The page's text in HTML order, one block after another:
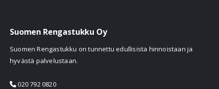
Suomen Rengastukku Oy
Suomen Rengastukku on tunnettu edullisista hinnoistaan ja
hyvästä palvelustaan.
020 792 0820